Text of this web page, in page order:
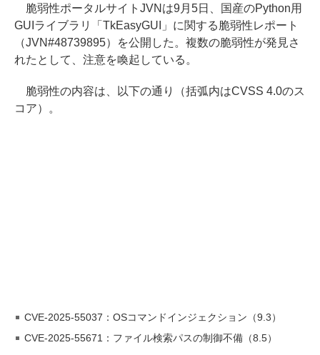
脆弱性ポータルサイトJVNは9月5日、国産のPython用
GUIライブラリ「TkEasyGUI」に関する脆弱性レポート
（JVN#48739895）を公開した。複数の脆弱性が発見さ
れたとして、注意を喚起している。
脆弱性の内容は、以下の通り（括弧内はCVSS 4.0のス
コア）。
CVE-2025-55037：OSコマンドインジェクション（9.3）
CVE-2025-55671：ファイル検索パスの制御不備（8.5）